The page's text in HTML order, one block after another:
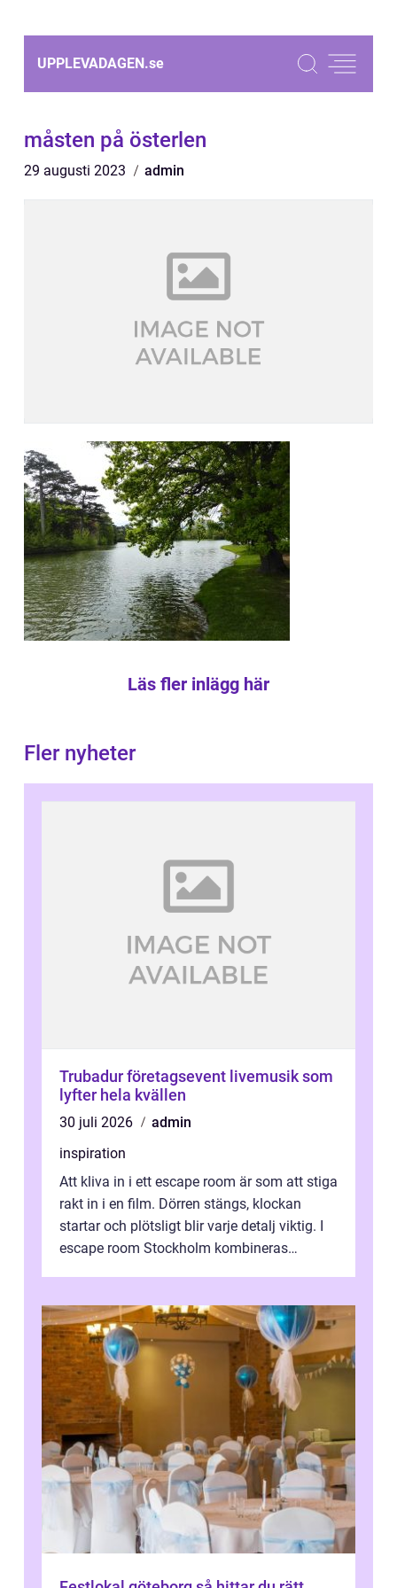
UPPLEVADAGEN.se
måsten på österlen
29 augusti 2023 admin
Läs fler inlägg här
Fler nyheter
Trubadur företagsevent livemusik som
lyfter hela kvällen
30 juli 2026
admin
inspiration
Att kliva in i ett escape room är som att stiga
rakt in i en film. Dörren stängs, klockan
startar och plötsligt blir varje detalj viktig. I
escape room Stockholm kombineras